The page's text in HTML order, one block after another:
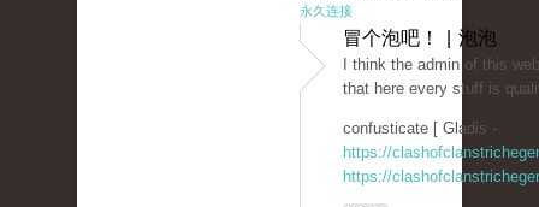
永久连接
冒个泡吧！ | 泡泡
I think the admin of this
that here every stuff is
confusticate [ Gladis -
https://
https://